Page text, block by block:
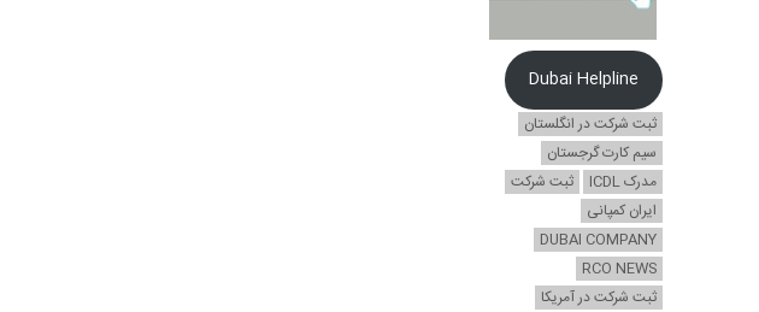
Dubai Helpline
ثبت شرکت در انگلستان
سیم کارت گرجستان
مدرک ICDL
ثبت شرکت
ایران کمپانی
DUBAI COMPANY
RCO NEWS
ثبت شرکت در آمریکا